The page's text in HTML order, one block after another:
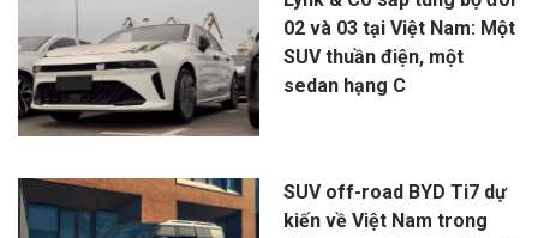
02 và 03 tại Việt Nam: Một
SUV thuần điện, một
sedan hạng C
SUV off-road BYD Ti7 dự
kiến về Việt Nam trong